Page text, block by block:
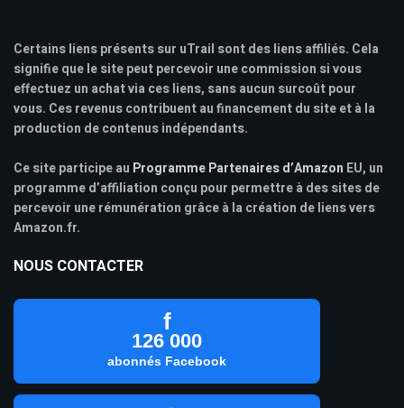
Certains liens présents sur uTrail sont des liens affiliés. Cela
signifie que le site peut percevoir une commission si vous
effectuez un achat via ces liens, sans aucun surcoût pour
vous. Ces revenus contribuent au financement du site et à la
production de contenus indépendants.
Ce site participe au Programme Partenaires d’Amazon EU, un
programme d’affiliation conçu pour permettre à des sites de
percevoir une rémunération grâce à la création de liens vers
Amazon.fr.
NOUS CONTACTER
f
126 000
abonnés Facebook